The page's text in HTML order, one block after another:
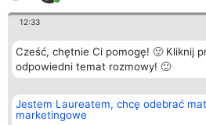
12:33
Cześć, chętnie Ci pomogę! 🙂 Kliknij
odpowiedni temat rozmowy! 🙂
Jestem Laureatem, chcę odebrać
marketingowe
Organizator plebiscytu
Bright Side Solutions sp. z o.
o. sp. k.
Plebiscyt
Laureaci